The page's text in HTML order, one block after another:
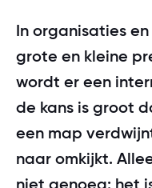
Gecertificeerde
TEST
Is jouw
to work?
Ontdek of jouw
certificering.
Certificering
Best Workplaces
Culture Coaching
Prijzen
OPLOSSINGEN
Hoe werkt het?
Aanmelden
Best Workplaces™
Best Workplaces for
Inspiratie
Agenda
Blog
Community
Ons verhaal
Ons team
Zoeken
In organisaties
grote en kleine
wordt er een
de kans is groot
een map
naar omkijkt.
niet genoeg: het